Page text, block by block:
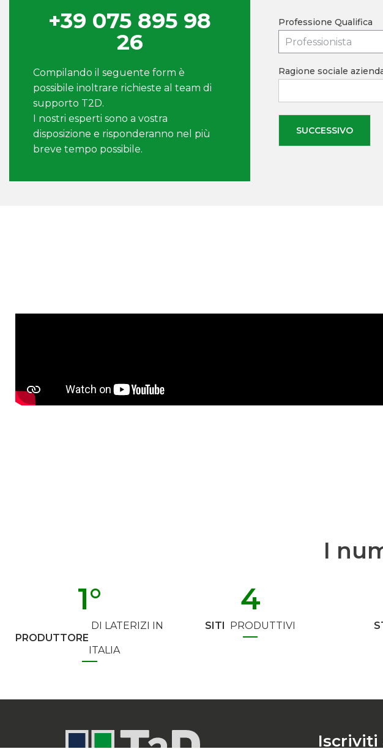
+39 075 895 98
26
Compilando il seguente form è
possibile inoltrare richieste al team di
supporto T2D.
I nostri esperti sono a vostra
disposizione e risponderanno nel più
breve tempo possibile.
Professione Qualifica
Professionista
Ragione sociale
SUCCESSIVO
I
PRODUTTORE
DI LATERIZI IN
ITALIA
1°
SITI PRODUTTIVI
4
Iscriviti